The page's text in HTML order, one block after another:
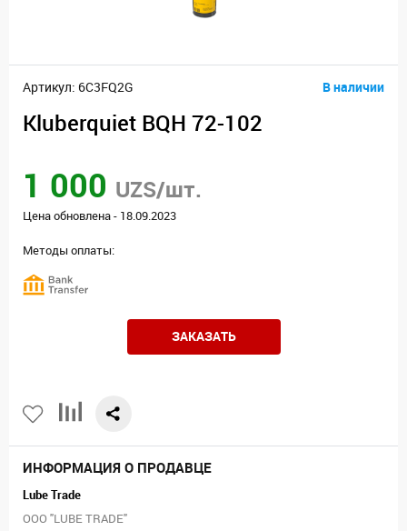
Артикул: 6C3FQ2G В наличии
Kluberquiet BQH 72-102
1 000 UZS/шт.
Цена обновлена - 18.09.2023
Методы оплаты:
ЗАКАЗАТЬ
ИНФОРМАЦИЯ О ПРОДАВЦЕ
Lube Trade
ООО "LUBE TRADE"